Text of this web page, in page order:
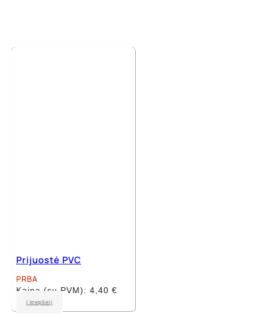
Prijuostė PVC
PRBA
Kaina (su PVM): 4,40 €
Į krepšelį